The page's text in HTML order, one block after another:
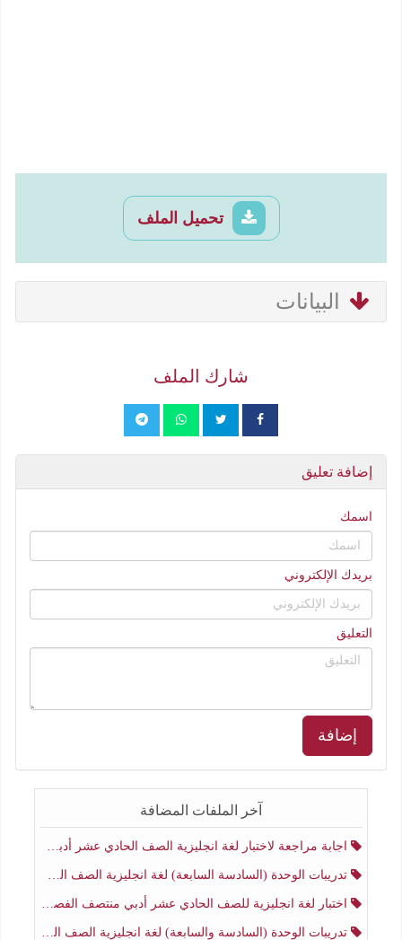
تحميل الملف
البيانات
شارك الملف
إضافة تعليق
اسمك
بريدك الإلكتروني
التعليق
إضافة
آخر الملفات المضافة
اجابة مراجعة لاختبار لغة انجليزية الصف الحادي عشر أدبي منتصف الفصل الثاني
تدريبات الوحدة (السادسة السابعة) لغة انجليزية الصف الحادي عشر أدبي منتصف الفصل الثاني
اختبار لغة انجليزية للصف الحادي عشر أدبي منتصف الفصل الثاني
تدريبات الوحدة (السادسة والسابعة) لغة انجليزية الصف الحادي عشر أدبي الفصل الثاني